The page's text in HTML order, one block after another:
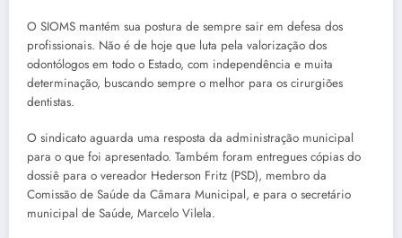
O SIOMS mantém sua postura de sempre sair em defesa dos
profissionais. Não é de hoje que luta pela valorização dos
odontólogos em todo o Estado, com independência e muita
determinação, buscando sempre o melhor para os cirurgiões
dentistas.
O sindicato aguarda uma resposta da administração municipal
para o que foi apresentado. Também foram entregues cópias do
dossiê para o vereador Hederson Fritz (PSD), membro da
Comissão de Saúde da Câmara Municipal, e para o secretário
municipal de Saúde, Marcelo Vilela.